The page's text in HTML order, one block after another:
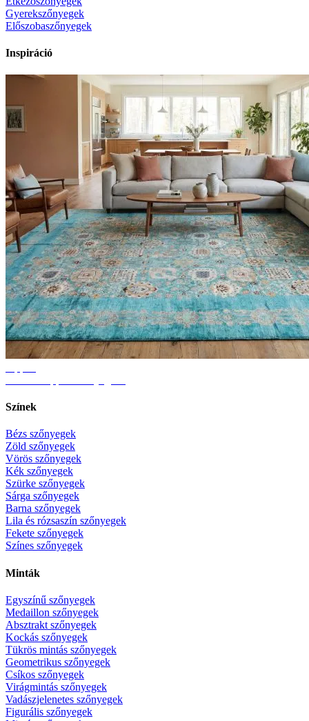
Gyerekszőnyegek
Előszobaszőnyegek
Inspiráció
Színek
Bézs szőnyegek
Zöld szőnyegek
Vörös szőnyegek
Kék szőnyegek
Szürke szőnyegek
Sárga szőnyegek
Barna szőnyegek
Lila és rózsaszín szőnyegek
Fekete szőnyegek
Színes szőnyegek
Minták
Egyszínű szőnyegek
Medaillon szőnyegek
Absztrakt szőnyegek
Kockás szőnyegek
Tükrös mintás szőnyegek
Geometrikus szőnyegek
Csíkos szőnyegek
Virágmintás szőnyegek
Vadászjelenetes szőnyegek
Figurális szőnyegek